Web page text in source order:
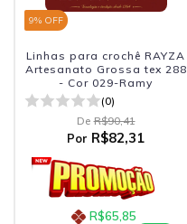
9% OFF
Linhas para crochê RAYZA
Artesanato Grossa tex 288
- Cor 029-Ramy
(0)
De R$90,41
Por R$82,31
R$65,85